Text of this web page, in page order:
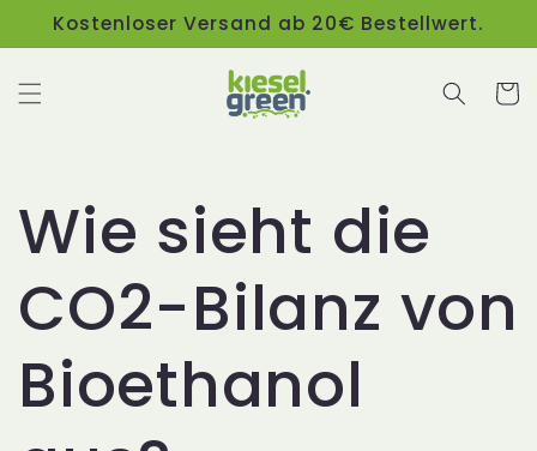
zum
Inhalt
Kostenloser Versand ab 20€ Bestellwert.
Wie sieht die
CO2-Bilanz von
Bioethanol